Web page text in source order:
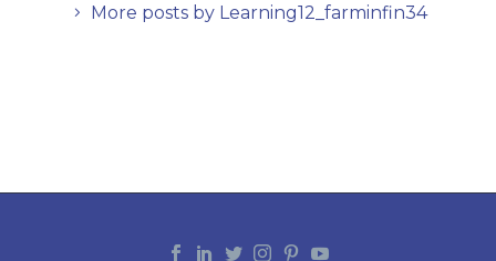
More posts by Learning12_farminfin34